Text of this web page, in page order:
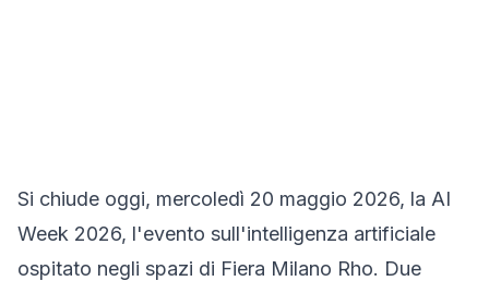
Si chiude oggi, mercoledì 20 maggio 2026, la AI
Week 2026, l'evento sull'intelligenza artificiale
ospitato negli spazi di Fiera Milano Rho. Due